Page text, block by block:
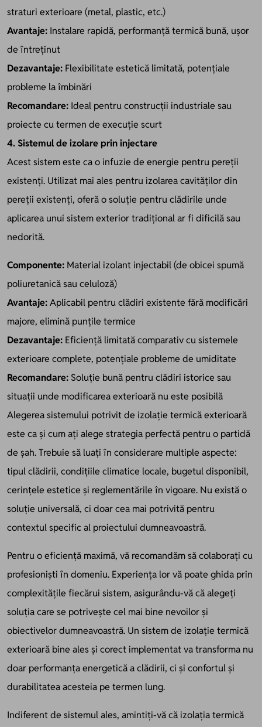
straturi exterioare (metal, plastic, etc.)
Avantaje: Instalare rapidă, performanță termică bună, ușor
de întreținut
Dezavantaje: Flexibilitate estetică limitată, potențiale
probleme la îmbinări
Recomandare: Ideal pentru construcții industriale sau
proiecte cu termen de execuție scurt
4. Sistemul de izolare prin injectare
Acest sistem este ca o infuzie de energie pentru pereții
existenți. Utilizat mai ales pentru izolarea cavităților din
pereții existenți, oferă o soluție pentru clădirile unde
aplicarea unui sistem exterior tradițional ar fi dificilă sau
nedorită.
Componente: Material izolant injectabil (de obicei spumă
poliuretanică sau celuloză)
Avantaje:Aplicabil pentru clădiri existente fără modificări
majore, elimină punțile termice
Dezavantaje: Eficiență limitată comparativ cu sistemele
exterioare complete, potențiale probleme de umiditate
Recomandare: Soluție bună pentru clădiri istorice sau
situații unde modificarea exterioară nu este posibilă
Alegerea sistemului potrivit de izolație termică exterioară
este ca și cum ați alege strategia perfectă pentru o partidă
de șah. Trebuie să luați în considerare multiple aspecte:
tipul clădirii, condițiile climatice locale, bugetul disponibil,
cerințele estetice și reglementările în vigoare. Nu există o
soluție universală, ci doar cea mai potrivită pentru
contextul specific al proiectului dumneavoastră.
Pentru o eficiență maximă, vă recomandăm să colaborați cu
profesioniști în domeniu. Experiența lor vă poate ghida prin
complexitățile fiecărui sistem, asigurându-vă că alegeți
soluția care se potrivește cel mai bine nevoilor și
obiectivelor dumneavoastră. Un sistem de izolație termică
exterioară bine ales și corect implementat va transforma nu
doar performanța energetică a clădirii, ci și confortul și
durabilitatea acesteia pe termen lung.
Indiferent de sistemul ales, amintiți-vă că izolația termică